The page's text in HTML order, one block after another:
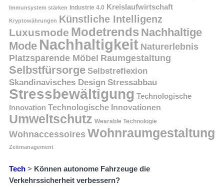
Immunsystem stärken Industrie 4.0 Kreislaufwirtschaft
Kryptowährungen Künstliche Intelligenz
Luxusmode Modetrends Nachhaltige
Mode Nachhaltigkeit Naturerlebnis
Platzsparende Möbel Raumgestaltung
Selbstfürsorge Selbstreflexion
Skandinavisches Design Stressabbau
Stressbewältigung Technologische
Innovation Technologische Innovationen
Umweltschutz Wearable Technologie
Wohnaccessoires Wohnraumgestaltung
Zeitmanagement
Tech > Können autonome Fahrzeuge die
Verkehrssicherheit verbessern?